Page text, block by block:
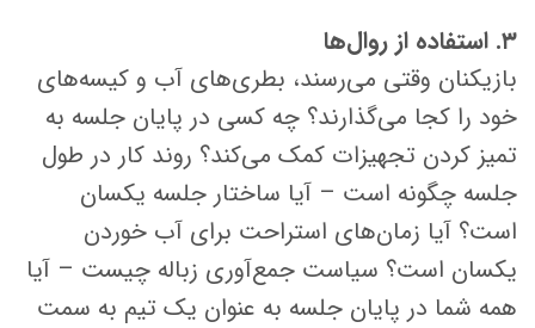
۳. استفاده از روال‌ها
بازیکنان وقتی می‌رسند، بطری‌های آب و کیسه‌های
خود را کجا می‌گذارند؟ چه کسی در پایان جلسه به
تمیز کردن تجهیزات کمک می‌کند؟ روند کار در طول
جلسه چگونه است – آیا ساختار جلسه یکسان
است؟ آیا زمان‌های استراحت برای آب خوردن
یکسان است؟ سیاست جمع‌آوری زباله چیست – آیا
همه شما در پایان جلسه به عنوان یک تیم به سمت